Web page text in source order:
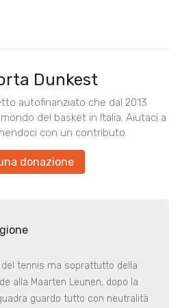
Dunkest
autofinanziato che dal 2013
del basket in Italia. Aiutaci a
con un contributo.
donazione
tennis ma soprattutto della
alla Maarten Leunen, dopo la
guardo tutto con neutralità